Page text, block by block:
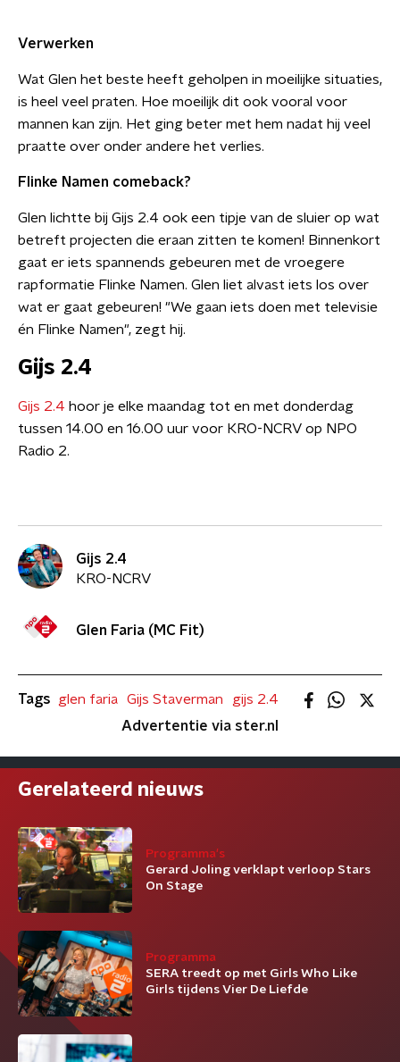
Verwerken
Wat Glen het beste heeft geholpen in moeilijke situaties,
is heel veel praten. Hoe moeilijk dit ook vooral voor
mannen kan zijn. Het ging beter met hem nadat hij veel
praatte over onder andere het verlies.
Flinke Namen comeback?
Glen lichtte bij Gijs 2.4 ook een tipje van de sluier op wat
betreft projecten die eraan zitten te komen! Binnenkort
gaat er iets spannends gebeuren met de vroegere
rapformatie Flinke Namen. Glen liet alvast iets los over
wat er gaat gebeuren! "We gaan iets doen met televisie
én Flinke Namen", zegt hij.
Gijs 2.4
Gijs 2.4 hoor je elke maandag tot en met donderdag
tussen 14.00 en 16.00 uur voor KRO-NCRV op NPO
Radio 2.
Gijs 2.4
KRO-NCRV
Glen Faria (MC Fit)
Tags glen faria Gijs Staverman
gijs 2.4
Advertentie via ster.nl
Gerelateerd nieuws
Programma's
Gerard Joling verklapt verloop Stars
On Stage
Programma
SERA treedt op met Girls Who Like
Girls tijdens Vier De Liefde